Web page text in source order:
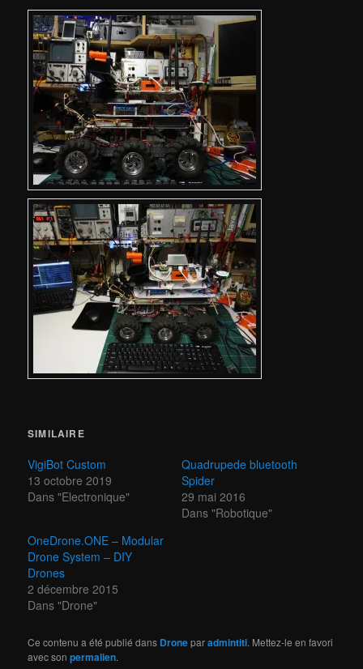
SIMILAIRE
VigiBot Custom
13 octobre 2019
Dans "Electronique"
Quadrupede bluetooth
Spider
29 mai 2016
Dans "Robotique"
OneDrone.ONE – Modular
Drone System – DIY
Drones
2 décembre 2015
Dans "Drone"
Ce contenu a été publié dans Droneparadmintiti. Mettez-le en favori
avec sonpermalien.